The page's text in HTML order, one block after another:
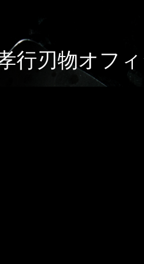
行刃物オフ